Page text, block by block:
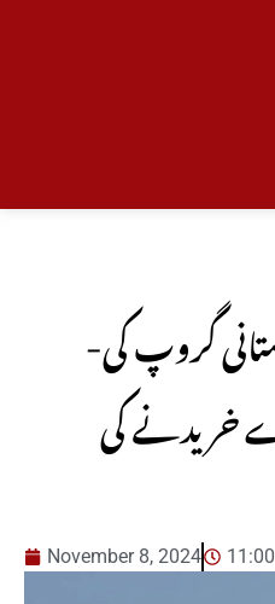
-بیرون ملک مقیم پاکستانی گروپ کی
خریدنے کی
November 8, 2024